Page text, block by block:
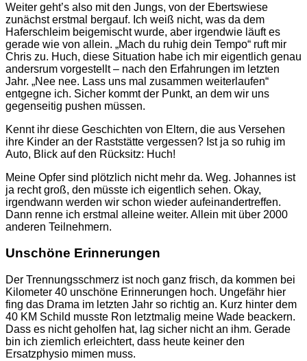
Weiter geht’s also mit den Jungs, von der Ebertswiese
zunächst erstmal bergauf. Ich weiß nicht, was da dem
Haferschleim beigemischt wurde, aber irgendwie läuft es
gerade wie von allein. „Mach du ruhig dein Tempo“ ruft mir
Chris zu. Huch, diese Situation habe ich mir eigentlich genau
andersrum vorgestellt – nach den Erfahrungen im letzten
Jahr. „Nee nee. Lass uns mal zusammen weiterlaufen“
entgegne ich. Sicher kommt der Punkt, an dem wir uns
gegenseitig pushen müssen.
Kennt ihr diese Geschichten von Eltern, die aus Versehen
ihre Kinder an der Raststätte vergessen? Ist ja so ruhig im
Auto, Blick auf den Rücksitz: Huch!
Meine Opfer sind plötzlich nicht mehr da. Weg. Johannes ist
ja recht groß, den müsste ich eigentlich sehen. Okay,
irgendwann werden wir schon wieder aufeinandertreffen.
Dann renne ich erstmal alleine weiter. Allein mit über 2000
anderen Teilnehmern.
Unschöne Erinnerungen
Der Trennungsschmerz ist noch ganz frisch, da kommen bei
Kilometer 40 unschöne Erinnerungen hoch. Ungefähr hier
fing das Drama im letzten Jahr so richtig an. Kurz hinter dem
40 KM Schild musste Ron letztmalig meine Wade beackern.
Dass es nicht geholfen hat, lag sicher nicht an ihm. Gerade
bin ich ziemlich erleichtert, dass heute keiner den
Ersatzphysio mimen muss.